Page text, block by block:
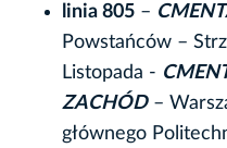
linia 805 –
Powstańców –
Listopada -
ZACHÓD–
głównego